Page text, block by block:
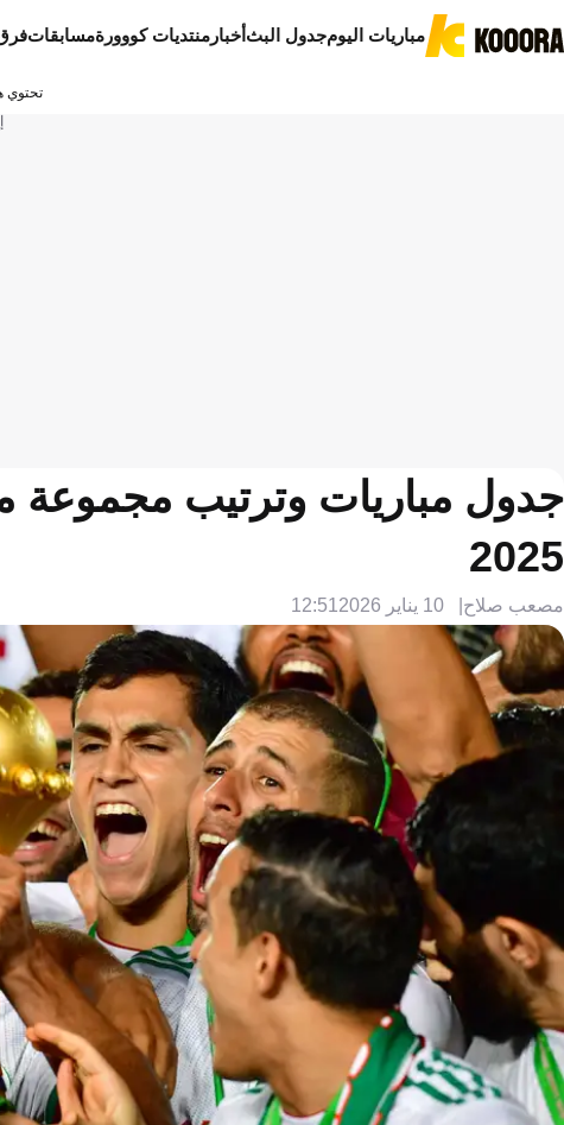
مباريات اليومجدول البثأخبار منتديات كووورةمسابقات
تحتوي
جدول مباريات وترتيب مجموعة
2025
مصعب صلاح 10 يناير 2026 12:51